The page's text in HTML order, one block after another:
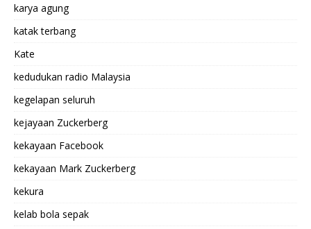
karya agung
katak terbang
Kate
kedudukan radio Malaysia
kegelapan seluruh
kejayaan Zuckerberg
kekayaan Facebook
kekayaan Mark Zuckerberg
kekura
kelab bola sepak